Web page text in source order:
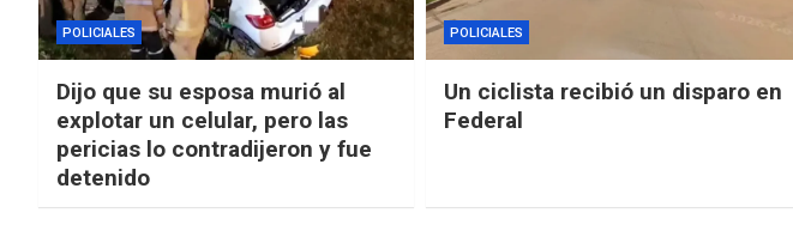
POLICIALES
Dijo que su esposa murió al
explotar un celular, pero las
pericias lo contradijeron y fue
detenido
POLICIALES
Un ciclista recibió un disparo en
Federal